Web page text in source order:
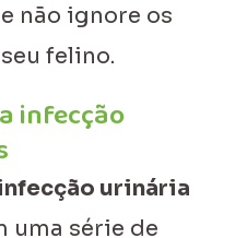
não ignore os
felino.
infecção
urinária
uma série de